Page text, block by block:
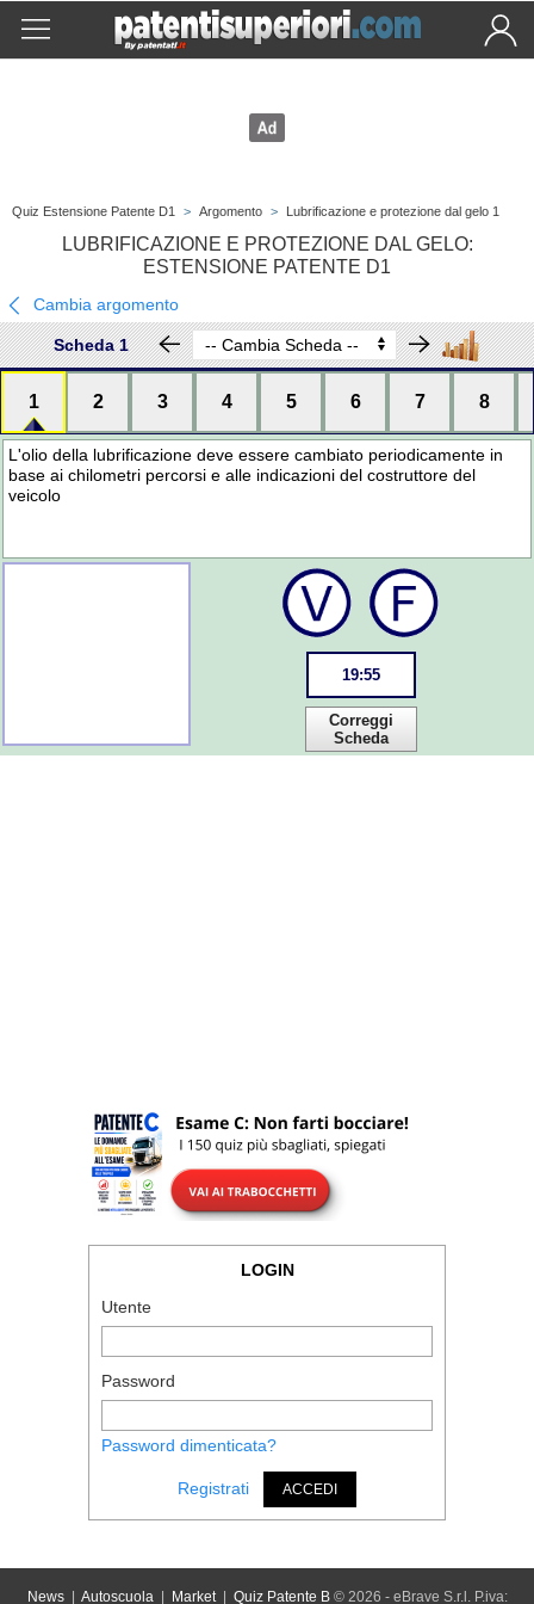
Quiz Estensione Patente D1 > Argomento > Lubrificazione e protezione dal gelo 1
LUBRIFICAZIONE E PROTEZIONE DAL GELO:
ESTENSIONE PATENTE D1
Cambia argomento
Scheda 1
1 2 3 4 5 6 7 8
L'olio della lubrificazione deve essere cambiato periodicamente in
base ai chilometri percorsi e alle indicazioni del costruttore del
veicolo
19:55
Correggi
Scheda
LOGIN
Utente
Password
Password dimenticata?
Registrati ACCEDI
News| Autoscuola| Market| Quiz Patente B© 2026 - eBrave S.r.l. P.iva: